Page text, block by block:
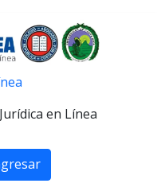
en Línea